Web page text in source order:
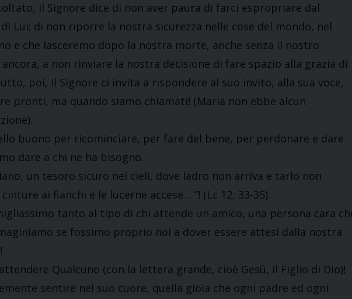
il Signore dice di non aver paura di farci espropriare dal
Lui; di non riporre la nostra sicurezza nelle cose del mondo, nel
e che lasceremo dopo la nostra morte, anche senza il nostro
a non rinviare la nostra decisione di fare spazio alla grazia di
poi, il Signore ci invita a rispondere al suo invito, alla sua voce,
pronti, ma quando siamo chiamati! (Maria non ebbe alcun
buono per ricominciare, per fare del bene, per perdonare e dare
dare a chi ne ha bisogno.
un tesoro sicuro nei cieli, dove ladro non arriva e tarlo non
ai fianchi e le lucerne accese… ”! (Lc 12, 33-35).
tanto al tipo di chi attende un amico, una persona cara
se fossimo proprio noi a dover essere attesi dalla nostra
Qualcuno (con la lettera grande, cioè Gesù, il Figlio di Dio)!
sentire nel suo cuore, quella gioia che ogni padre ed ogni